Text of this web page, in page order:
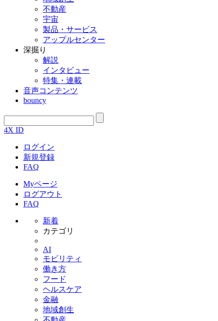
不動産
宇宙
製品・サービス
アップルセンター
深掘り
解説
インタビュー
特集・連載
音声コンテンツ
bouncy
4X ID
ログイン
新規登録
FAQ
Myページ
ログアウト
FAQ
新着
カテゴリ
AI
モビリティ
働き方
フード
ヘルスケア
金融
地域創生